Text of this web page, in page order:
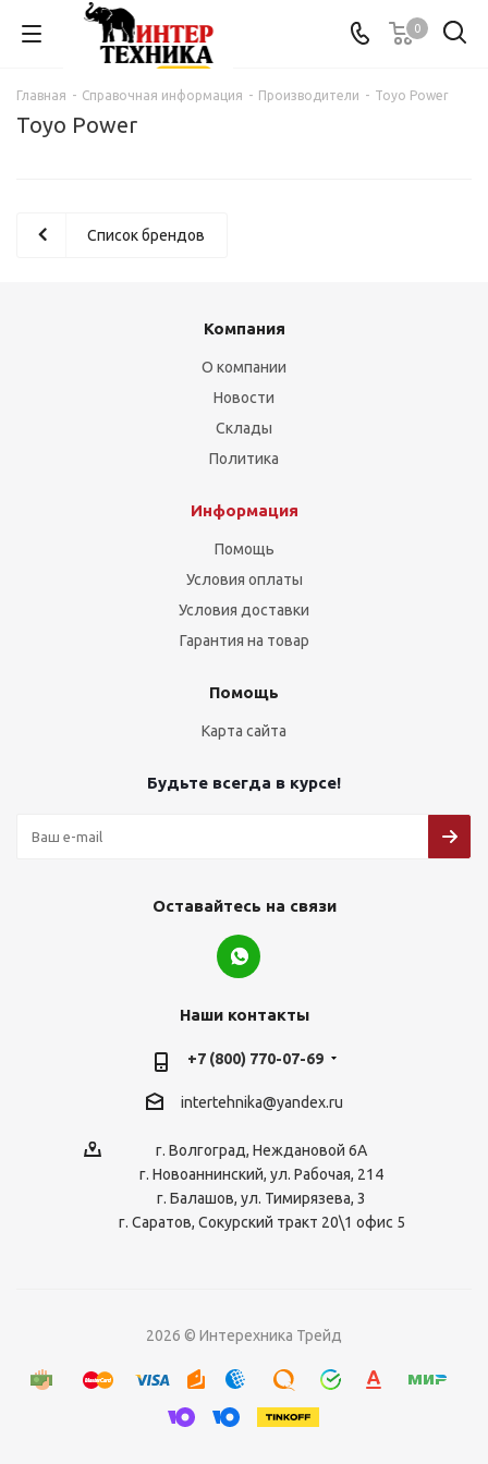
0
Главная - Справочная информация - Производители - Toyo Power
Toyo Power
Список брендов
Компания
О компании
Новости
Склады
Политика
Информация
Помощь
Условия оплаты
Условия доставки
Гарантия на товар
Помощь
Карта сайта
Будьте всегда в курсе!
Оставайтесь на связи
Наши контакты
+7 (800) 770-07-69
intertehnika@yandex.ru
г. Волгоград, Неждановой 6А
г. Новоаннинский, ул. Рабочая, 214
г. Балашов, ул. Тимирязева, 3
г. Саратов, Сокурский тракт 20\1 офис 5
2026 © Интерехника Трейд